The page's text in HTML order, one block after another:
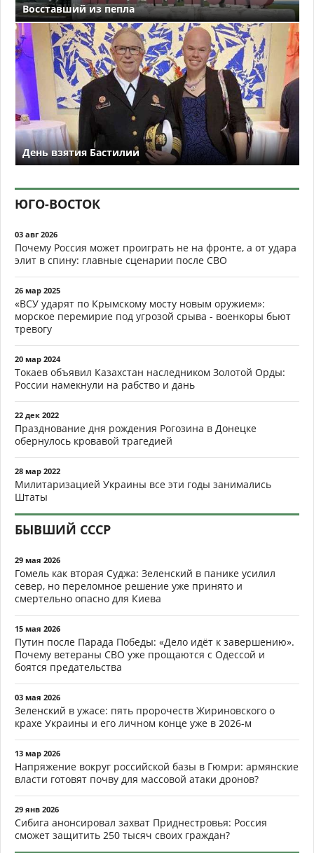
Восставший из пепла
День взятия Бастилии
ЮГО-ВОСТОК
03 авг 2026
Почему Россия может проиграть не на фронте, а от удара
элит в спину: главные сценарии после СВО
26 мар 2025
«ВСУ ударят по Крымскому мосту новым оружием»:
морское перемирие под угрозой срыва - военкоры бьют
тревогу
20 мар 2024
Токаев объявил Казахстан наследником Золотой Орды:
России намекнули на рабство и дань
22 дек 2022
Празднование дня рождения Рогозина в Донецке
обернулось кровавой трагедией
28 мар 2022
Милитаризацией Украины все эти годы занимались
Штаты
БЫВШИЙ СССР
29 мая 2026
Гомель как вторая Суджа: Зеленский в панике усилил
север, но переломное решение уже принято и
смертельно опасно для Киева
15 мая 2026
Путин после Парада Победы: «Дело идёт к завершению».
Почему ветераны СВО уже прощаются с Одессой и
боятся предательства
03 мая 2026
Зеленский в ужасе: пять пророчеств Жириновского о
крахе Украины и его личном конце уже в 2026-м
13 мар 2026
Напряжение вокруг российской базы в Гюмри: армянские
власти готовят почву для массовой атаки дронов?
29 янв 2026
Сибига анонсировал захват Приднестровья: Россия
сможет защитить 250 тысяч своих граждан?